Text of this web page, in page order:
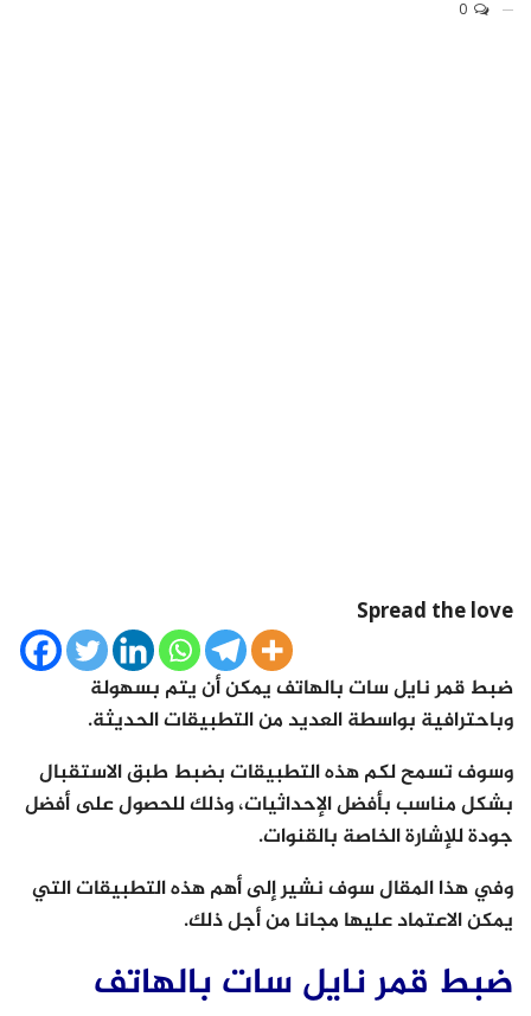
Spread the love
ضبط قمر نايل سات بالهاتف يمكن أن يتم بسهولة
وباحترافية بواسطة العديد من التطبيقات الحديثة.
وسوف تسمح لكم هذه التطبيقات بضبط طبق الاستقبال
بشكل مناسب بأفضل الإحداثيات، وذلك للحصول على أفضل
جودة للإشارة الخاصة بالقنوات.
وفي هذا المقال سوف نشير إلى أهم هذه التطبيقات التي
يمكن الاعتماد عليها مجانا من أجل ذلك.
ضبط قمر نايل سات بالهاتف